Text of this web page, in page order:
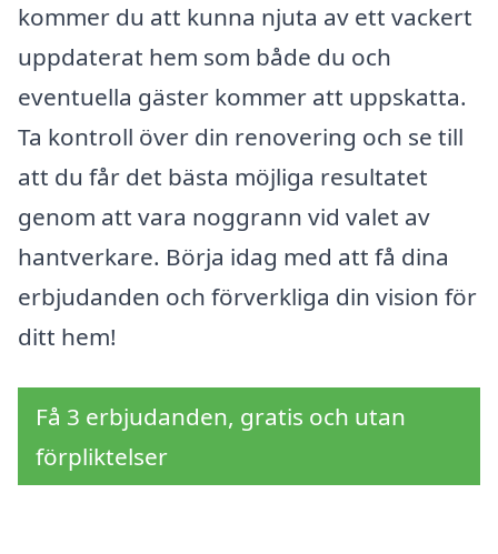
kommer du att kunna njuta av ett vackert
uppdaterat hem som både du och
eventuella gäster kommer att uppskatta.
Ta kontroll över din renovering och se till
att du får det bästa möjliga resultatet
genom att vara noggrann vid valet av
hantverkare. Börja idag med att få dina
erbjudanden och förverkliga din vision för
ditt hem!
Få 3 erbjudanden, gratis och utan
förpliktelser